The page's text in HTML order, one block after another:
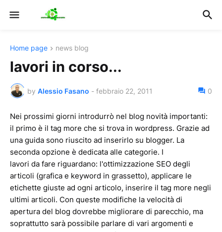
Home page news blog
lavori in corso...
by Alessio Fasano - febbraio 22, 2011 0
Nei prossimi giorni introdurrò nel blog novità importanti:
il primo è il tag more che si trova in wordpress. Grazie ad
una guida sono riuscito ad inserirlo su blogger. La
seconda opzione è dedicata alle categorie. I
lavori da fare riguardano: l'ottimizzazione SEO degli
articoli (grafica e keyword in grassetto), applicare le
etichette giuste ad ogni articolo, inserire il tag more negli
ultimi articoli. Con queste modifiche la velocità di
apertura del blog dovrebbe migliorare di parecchio, ma
soprattutto sarà possibile parlare di vari argomenti e